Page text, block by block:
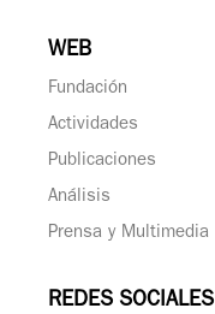
WEB
Fundación
Actividades
Publicaciones
Análisis
Prensa y Multimedia
REDES SOCIALES